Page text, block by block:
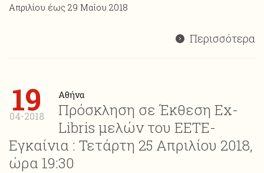
Απριλίου έως 29 Μαΐου 2018
Περισσότερα
19
04-2018
Αθήνα
Πρόσκληση σε Έκθεση Ex-
Libris μελών του ΕΕΤΕ-
Εγκαίνια : Τετάρτη 25 Απριλίου 2018,
ώρα 19:30